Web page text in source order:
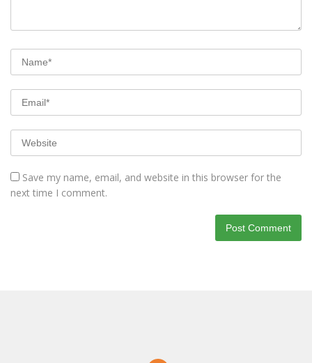
Save my name, email, and website in this browser for the
next time I comment.